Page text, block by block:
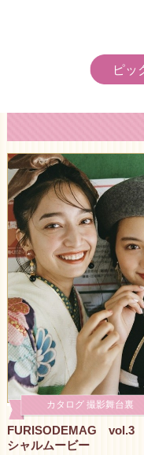
ピッ
カタログ 撮影舞台裏
FURISODEMAG vol.3
シャルムービー